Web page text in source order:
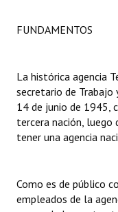
INSTITUCIONAL
Noticias Destacadas
Registros y
Premio al Mérito -
Audiencias Públicas -
FUNDAMENTOS
La histórica agencia
secretario de Trabajo
14 de junio de 1945,
tercera nación, luego
tener una agencia
Como es de público
empleados de la